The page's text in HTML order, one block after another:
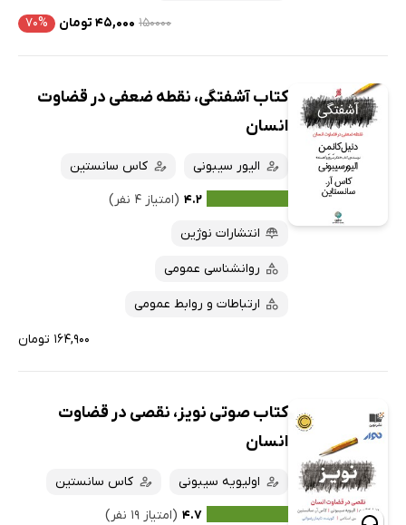
۱۵۰۰۰۰ ۴۵,۰۰۰ تومان ۷۰%
کتاب آشفتگی، نقطه ضعفی در قضاوت
انسان
الیور سیبونی
کاس سانستین
۴.۲ (امتیاز ۴ نفر)
انتشارات نوژین
روانشناسی عمومی
ارتباطات و روابط عمومی
۱۶۴,۹۰۰ تومان
کتاب صوتی نویز، نقصی در قضاوت
انسان
اولیویه سیبونی
کاس سانستین
۴.۷ (امتیاز ۱۹ نفر)